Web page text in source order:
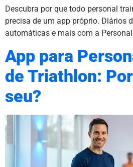
Descubra por que todo personal
precisa de um app próprio. Diários
automáticas e mais com a
App para
de Triathlon:
seu?